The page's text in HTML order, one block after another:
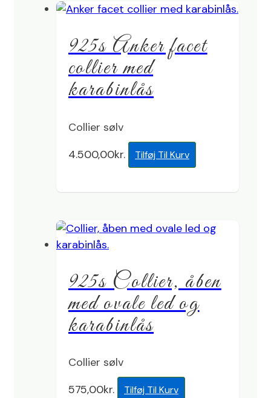
925s Anker facet
collier med
karabinlås
Collier sølv
4.500,00kr. Tilføj Til Kurv
925s Collier, åben
med ovale led og
karabinlås
Collier sølv
575,00kr. Tilføj Til Kurv